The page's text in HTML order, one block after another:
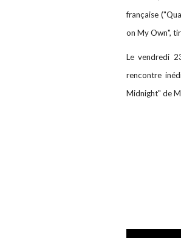
française
on My Own",
Le vendredi
rencontre
Midnight" de